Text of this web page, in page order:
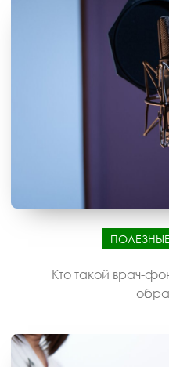
Кто такой врач-